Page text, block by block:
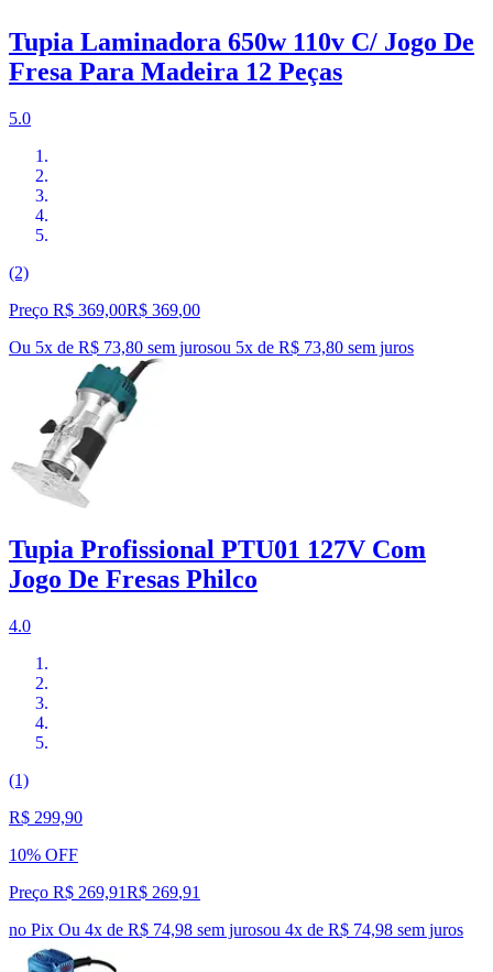
Tupia Laminadora 650w 110v C/ Jogo De
Fresa Para Madeira 12 Peças
5.0
(2)
Preço R$ 369,00R$ 369,00
Ou 5x de R$ 73,80 sem jurosou 5x de R$ 73,80 sem juros
Tupia Profissional PTU01 127V Com
Jogo De Fresas Philco
4.0
(1)
R$ 299,90
10% OFF
Preço R$ 269,91R$ 269,91
no Pix Ou 4x de R$ 74,98 sem jurosou 4x de R$ 74,98 sem juros